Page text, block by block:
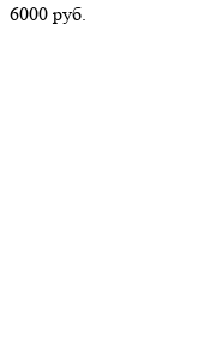
6000 руб.